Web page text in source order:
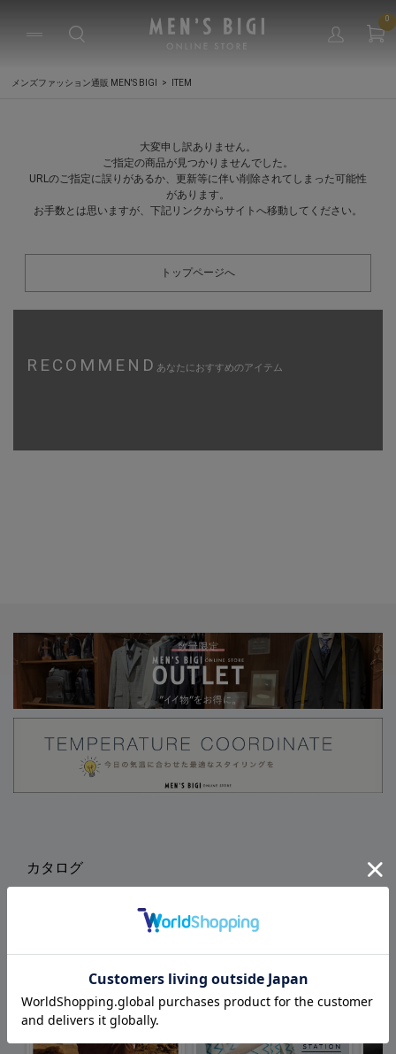
0
メンズファッション通販 MEN'S BIGI ITEM
大変申し訳ありません。
ご指定の商品が見つかりませんでした。
URLのご指定に誤りがあるか、更新等に伴い削除されてしまった可能性
があります。
お手数とは思いますが、下記リンクからサイトへ移動してください。
トップページへ
RECOMMEND あなたにおすすめのアイテム
カタログ